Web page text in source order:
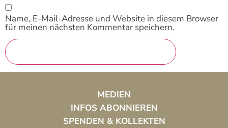
Name, E-Mail-Adresse und Website in diesem Browser
für meinen nächsten Kommentar speichern.
MEDIEN
INFOS ABONNIEREN
SPENDEN & KOLLEKTEN